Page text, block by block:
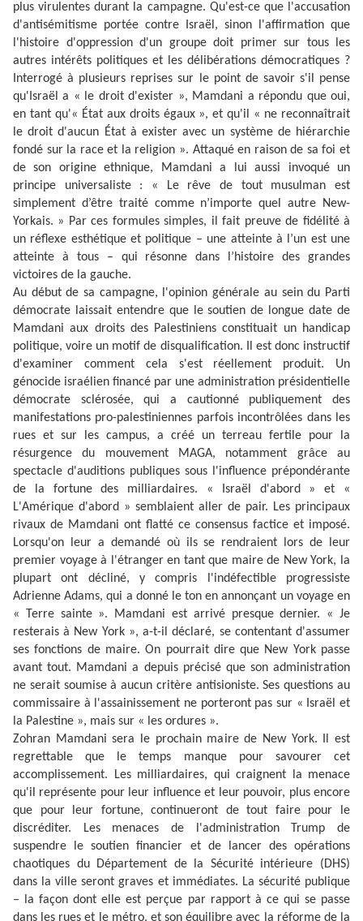
plus virulentes durant la campagne. Qu'est-ce que l'accusation
d'antisémitisme portée contre Israël, sinon l'affirmation que
l'histoire d'oppression d'un groupe doit primer sur tous les
autres intérêts politiques et les délibérations démocratiques ?
Interrogé à plusieurs reprises sur le point de savoir s'il pense
qu'Israël a « le droit d'exister », Mamdani a répondu que oui,
en tant qu'« État aux droits égaux », et qu'il « ne reconnaîtrait
le droit d'aucun État à exister avec un système de hiérarchie
fondé sur la race et la religion ». Attaqué en raison de sa foi et
de son origine ethnique, Mamdani a lui aussi invoqué un
principe universaliste : « Le rêve de tout musulman est
simplement d’être traité comme n’importe quel autre New-
Yorkais. » Par ces formules simples, il fait preuve de fidélité à
un réflexe esthétique et politique – une atteinte à l’un est une
atteinte à tous – qui résonne dans l’histoire des grandes
victoires de la gauche.
Au début de sa campagne, l'opinion générale au sein du Parti
démocrate laissait entendre que le soutien de longue date de
Mamdani aux droits des Palestiniens constituait un handicap
politique, voire un motif de disqualification. Il est donc instructif
d'examiner comment cela s'est réellement produit. Un
génocide israélien financé par une administration présidentielle
démocrate sclérosée, qui a cautionné publiquement des
manifestations pro-palestiniennes parfois incontrôlées dans les
rues et sur les campus, a créé un terreau fertile pour la
résurgence du mouvement MAGA, notamment grâce au
spectacle d'auditions publiques sous l'influence prépondérante
de la fortune des milliardaires. « Israël d'abord » et «
L'Amérique d'abord » semblaient aller de pair. Les principaux
rivaux de Mamdani ont flatté ce consensus factice et imposé.
Lorsqu'on leur a demandé où ils se rendraient lors de leur
premier voyage à l'étranger en tant que maire de New York, la
plupart ont décliné, y compris l'indéfectible progressiste
Adrienne Adams, qui a donné le ton en annonçant un voyage en
« Terre sainte ». Mamdani est arrivé presque dernier. « Je
resterais à New York », a-t-il déclaré, se contentant d'assumer
ses fonctions de maire. On pourrait dire que New York passe
avant tout. Mamdani a depuis précisé que son administration
ne serait soumise à aucun critère antisioniste. Ses questions au
commissaire à l'assainissement ne porteront pas sur « Israël et
la Palestine », mais sur « les ordures ».
Zohran Mamdani sera le prochain maire de New York. Il est
regrettable que le temps manque pour savourer cet
accomplissement. Les milliardaires, qui craignent la menace
qu'il représente pour leur influence et leur pouvoir, plus encore
que pour leur fortune, continueront de tout faire pour le
discréditer. Les menaces de l'administration Trump de
suspendre le soutien financier et de lancer des opérations
chaotiques du Département de la Sécurité intérieure (DHS)
dans la ville seront graves et immédiates. La sécurité publique
– la façon dont elle est perçue par rapport à ce qui se passe
dans les rues et le métro, et son équilibre avec la réforme de la